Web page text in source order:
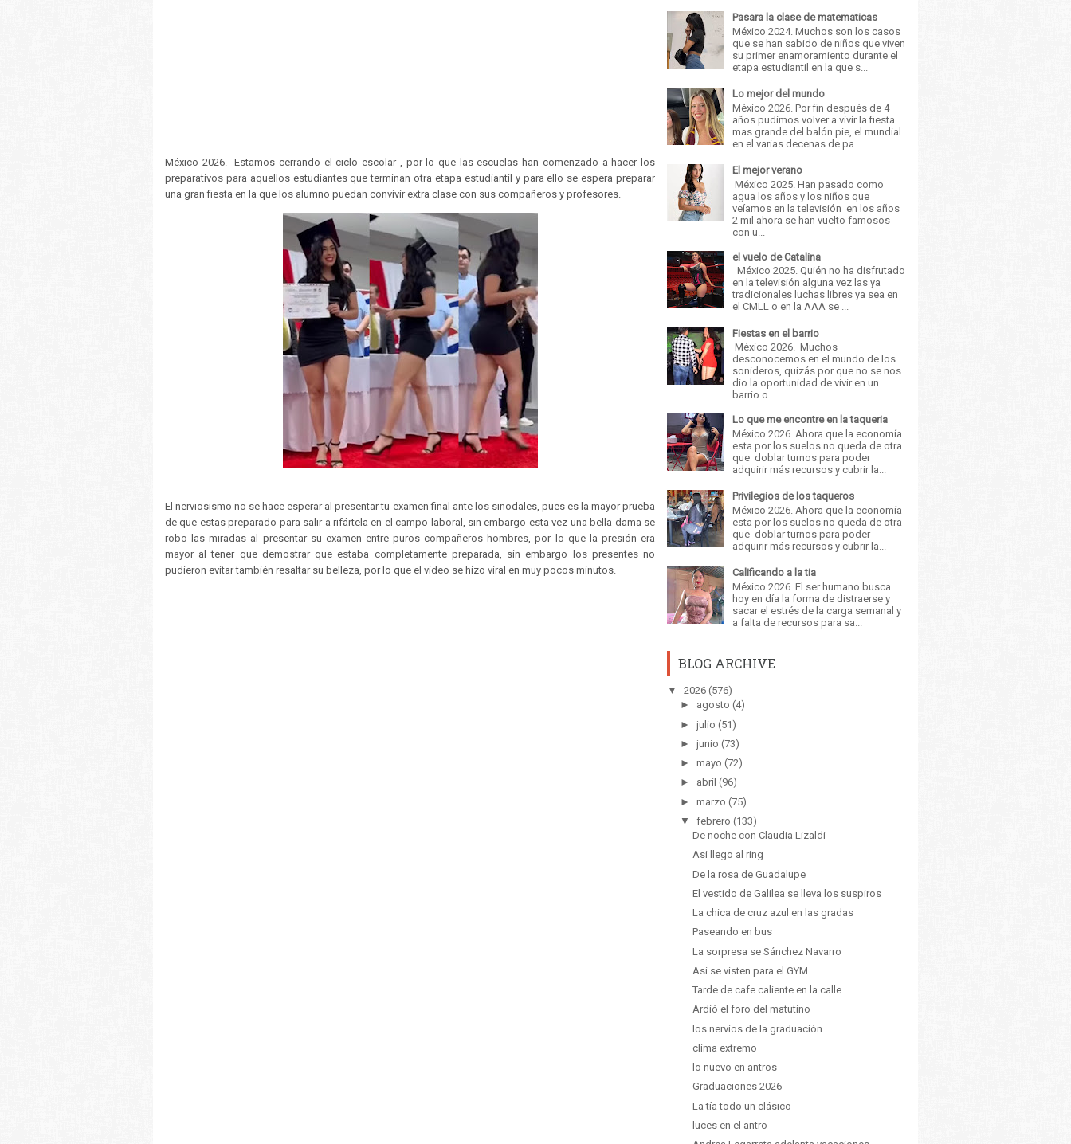
México 2026. Estamos cerrando el ciclo escolar , por lo que las escuelas han comenzado a hacer los
preparativos para aquellos estudiantes que terminan otra etapa estudiantil y para ello se espera preparar
una gran fiesta en la que los alumno puedan convivir extra clase con sus compañeros y profesores.
El nerviosismo no se hace esperar al presentar tu examen final ante los sinodales, pues es la mayor prueba
de que estas preparado para salir a rifártela en el campo laboral, sin embargo esta vez una bella dama se
robo las miradas al presentar su examen entre puros compañeros hombres, por lo que la presión era
mayor al tener que demostrar que estaba completamente preparada, sin embargo los presentes no
pudieron evitar también resaltar su belleza, por lo que el video se hizo viral en muy pocos minutos.
Pasara la clase de matematicas
México 2024. Muchos son los casos
que se han sabido de niños que viven
su primer enamoramiento durante el
etapa estudiantil en la que s...
Lo mejor del mundo
México 2026. Por fin después de 4
años pudimos volver a vivir la fiesta
mas grande del balón pie, el mundial
en el varias decenas de pa...
El mejor verano
México 2025. Han pasado como
agua los años y los niños que
veíamos en la televisión en los años
2 mil ahora se han vuelto famosos
con u...
el vuelo de Catalina
México 2025. Quién no ha disfrutado
en la televisión alguna vez las ya
tradicionales luchas libres ya sea en
el CMLL o en la AAA se ...
Fiestas en el barrio
México 2026. Muchos
desconocemos en el mundo de los
sonideros, quizás por que no se nos
dio la oportunidad de vivir en un
barrio o...
Lo que me encontre en la taqueria
México 2026. Ahora que la economía
esta por los suelos no queda de otra
que doblar turnos para poder
adquirir más recursos y cubrir la...
Privilegios de los taqueros
México 2026. Ahora que la economía
esta por los suelos no queda de otra
que doblar turnos para poder
adquirir más recursos y cubrir la...
Calificando a la tia
México 2026. El ser humano busca
hoy en día la forma de distraerse y
sacar el estrés de la carga semanal y
a falta de recursos para sa...
BLOG ARCHIVE
▼ 2026 (576)
► agosto (4)
► julio (51)
► junio (73)
► mayo (72)
► abril (96)
► marzo (75)
▼
febrero (133)
De noche con Claudia Lizaldi
Asi llego al ring
De la rosa de Guadalupe
El vestido de Galilea se lleva los suspiros
La chica de cruz azul en las gradas
Paseando en bus
La sorpresa se Sánchez Navarro
Asi se visten para el GYM
Tarde de cafe caliente en la calle
Ardió el foro del matutino
los nervios de la graduación
clima extremo
lo nuevo en antros
Graduaciones 2026
La tía todo un clásico
luces en el antro